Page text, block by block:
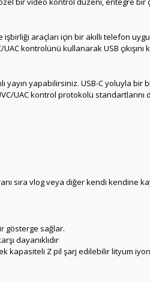
araçları için bir akıllı telefon
kontrolünü kullanarak USB
yayın yapabilirsiniz. USB-C yoluyla bir
UAC kontrol protokolü standartlarını
sıra vlog veya diğer kendi kendine
gösterge sağlar.
dayanıklıdır
kapasiteli Z pil şarj edilebilir lityum